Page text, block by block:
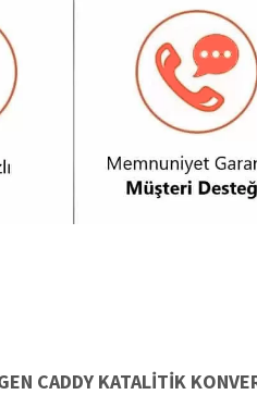
CADDY KATALİTİK